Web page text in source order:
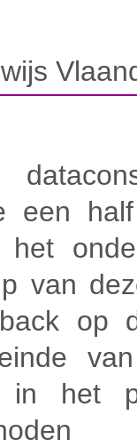
een
het
van
op
in het